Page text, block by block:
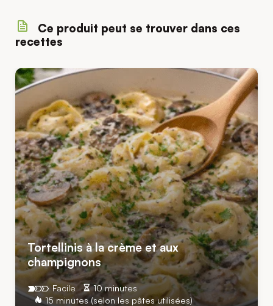
Ce produit peut se trouver dans ces
recettes
Tortellinis à la crème et aux
champignons
10 minutes
15 minutes (selon les pâtes utilisées)
Facile